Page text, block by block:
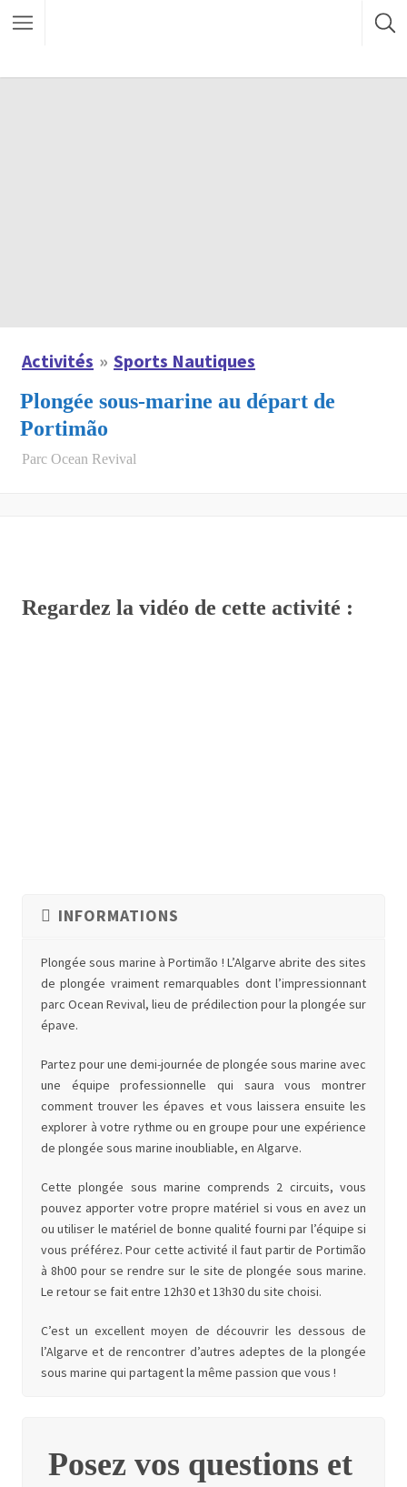
Activités Sports Nautiques
Plongée sous-marine au départ de
Portimão
Parc Ocean Revival
Regardez la vidéo de cette activité :
INFORMATIONS
Plongée sous marine à Portimão ! L’Algarve abrite des sites
de plongée vraiment remarquables dont l’impressionnant
parc Ocean Revival,lieu de prédilection pour la plongée sur
épave.
Partez pour une demi-journée de plongée sous marine avec
une équipe professionnelle qui saura vous montrer
comment trouver les épaves et vous laissera ensuite les
explorer à votre rythme ou en groupe pour une expérience
de plongée sous marine inoubliable, en Algarve.
Cette plongée sous marine comprends 2 circuits, vous
pouvez apporter votre propre matériel si vous en avez un
ou utiliser le matériel de bonne qualité fourni par l’équipe si
vous préférez. Pour cette activité il faut partir de Portimão
à 8h00 pour se rendre sur le site de plongée sous marine.
Le retour se fait entre 12h30 et 13h30 du site choisi.
C’est un excellent moyen de découvrir les dessous de
l’Algarve et de rencontrer d’autres adeptes de la plongée
sous marine qui partagent la même passion que vous !
Posez vos questions et